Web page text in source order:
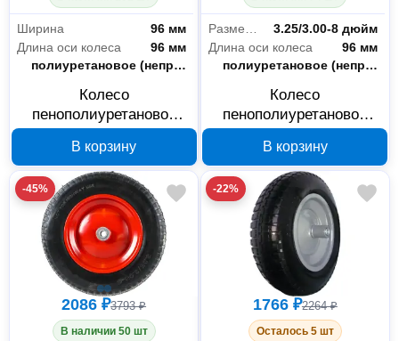
Ширина
96 мм
Длина оси колеса
96 мм
Тип шины
полиуретановое (непрокалываемое)
Колесо
пенополиуретановое
подшипник 16 мм
В корзину
3.25/3.00-8 дюйм
Длина оси колеса
96 мм
Тип шины
полиуретановое (непрокалываемое)
Колесо
пенополиуретановое
подшипник 25 мм
В корзину
-45%
2086 ₽3793 ₽
В наличии 50 шт
-22%
1766 ₽2264 ₽
Осталось 5 шт